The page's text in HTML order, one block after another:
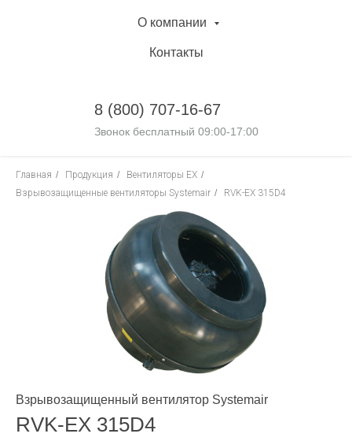
О компании
Контакты
8 (800) 707-16-67
Звонок бесплатный 09:00-17:00
Главная / Продукция / Вентиляторы EX /
Взрывозащищенные вентиляторы Systemair / RVK-EX 315D4
Взрывозащищенный вентилятор Systemair
RVK-EX 315D4